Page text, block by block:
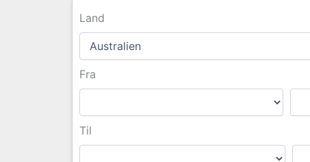
Land
Fra
Til